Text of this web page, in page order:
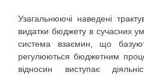
Узагальнюючі наведені
видатки бюджету в сучасних
система взаємин, що
регулюються бюджетним
відносин виступає